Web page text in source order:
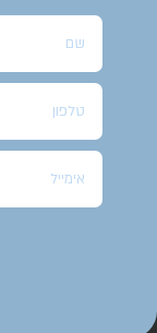
"מיד אמר אדריאנוס
אשתו שמחה, התרגשה
שהיה בטלן, מדוכא
בתאנים ותחזיר לי
לא רואים תוצאות